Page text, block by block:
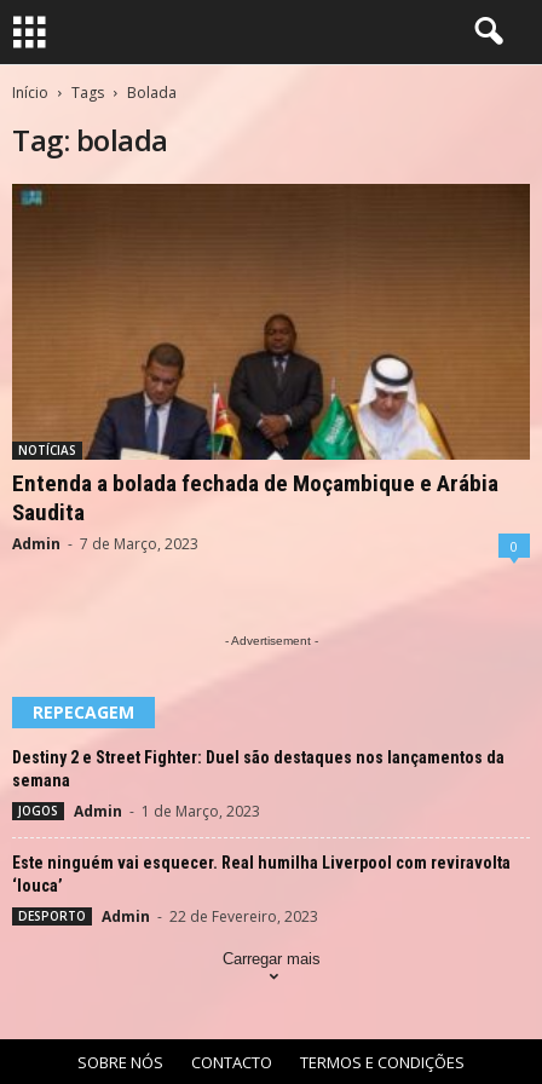
Início Tags Bolada
Tag: bolada
NOTÍCIAS
Entenda a bolada fechada de Moçambique e Arábia
Saudita
Admin - 7 de Março, 2023 0
- Advertisement -
REPECAGEM
Destiny 2 e Street Fighter: Duel são destaques nos lançamentos da
semana
JOGOS Admin - 1 de Março, 2023
Este ninguém vai esquecer. Real humilha Liverpool com reviravolta
‘louca’
DESPORTO Admin - 22 de Fevereiro, 2023
Carregar mais
SOBRE NÓS CONTACTO TERMOS E CONDIÇÕES